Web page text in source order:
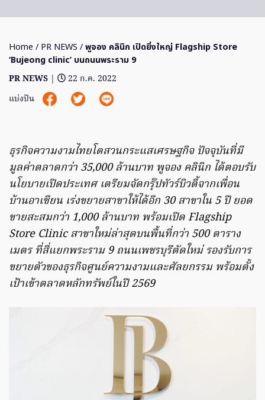
Home / PR NEWS /พูจอง คลินิก เปิดยิ่งใหญ่ Flagship Store
‘Bujeong clinic’ บนถนนพระราม 9
PR NEWS |
22 ก.ค. 2022
แบ่งปัน
ธุรกิจความงามไทยโตสวนกระแสเศรษฐกิจ ปัจจุบันที่มี
มูลค่าตลาดกว่า 35,000 ล้านบาท พูจอง คลินิก ได้ตอบรับ
นโยบายเปิดประเทศ เตรียมจัดกรุ๊ปทัวร์บิวตี้จากเพื่อน
บ้านอาเซียน เร่งขยายสาขาให้ได้อีก 30 สาขาใน 5 ปี ยอด
ขายสะสมกว่า 1,000 ล้านบาท พร้อมเปิด Flagship
Store Clinic สาขาใหม่ล่าสุดบนพื้นที่กว่า 500 ตาราง
เมตร ที่สี่แยกพระราม 9 ถนนเพชรบุรีตัดใหม่ รองรับการ
ขยายตัวของธุรกิจศูนย์ความงามและศัลยกรรม พร้อมตั้ง
เป้าเข้าตลาดหลักทรัพย์ในปี 2569